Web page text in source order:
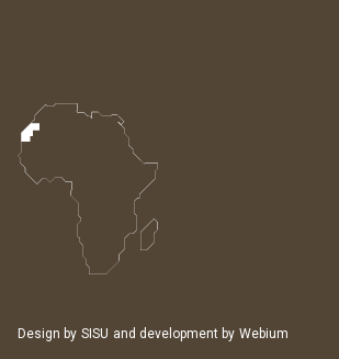
Design by SISU and development by Webium